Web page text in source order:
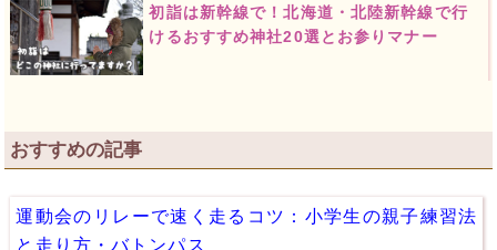
初詣は新幹線で！北海道・北陸新幹線で行
けるおすすめ神社20選とお参りマナー
おすすめの記事
運動会のリレーで速く走るコツ：小学生の親子練習法
と走り方・バトンパス